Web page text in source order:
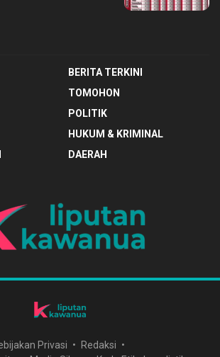
BERITA TERKINI
TOMOHON
POLITIK
HUKUM & KRIMINAL
DAERAH
Privasi
Redaksi